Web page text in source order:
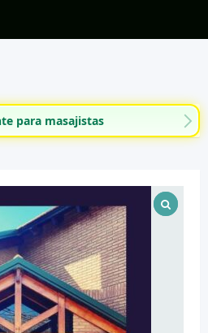
para masajistas